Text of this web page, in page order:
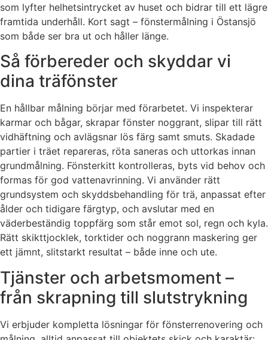
som lyfter helhetsintrycket av huset och bidrar till ett lägre
framtida underhåll. Kort sagt – fönstermålning i Östansjö
som både ser bra ut och håller länge.
Så förbereder och skyddar vi
dina träfönster
En hållbar målning börjar med förarbetet. Vi inspekterar
karmar och bågar, skrapar fönster noggrant, slipar till rätt
vidhäftning och avlägsnar lös färg samt smuts. Skadade
partier i träet repareras, röta saneras och uttorkas innan
grundmålning. Fönsterkitt kontrolleras, byts vid behov och
formas för god vattenavrinning. Vi använder rätt
grundsystem och skyddsbehandling för trä, anpassat efter
ålder och tidigare färgtyp, och avslutar med en
väderbeständig toppfärg som står emot sol, regn och kyla.
Rätt skikttjocklek, torktider och noggrann maskering ger
ett jämnt, slitstarkt resultat – både inne och ute.
Tjänster och arbetsmoment –
från skrapning till slutstrykning
Vi erbjuder kompletta lösningar för fönsterrenovering och